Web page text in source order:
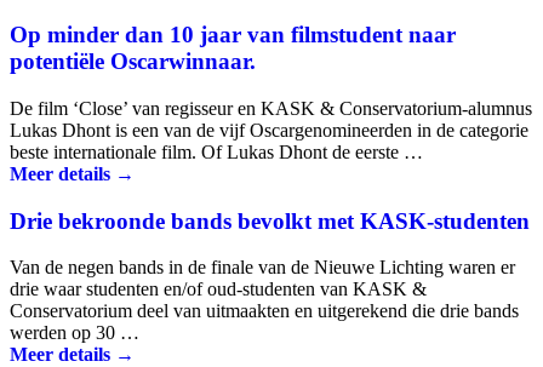
Op minder dan 10 jaar van filmstudent naar
potentiële Oscarwinnaar.
De film ‘Close’ van regisseur en KASK & Conservatorium-alumnus
Lukas Dhont is een van de vijf Oscargenomineerden in de categorie
beste internationale film. Of Lukas Dhont de eerste …
Meer details →
Drie bekroonde bands bevolkt met KASK-studenten
Van de negen bands in de finale van de Nieuwe Lichting waren er
drie waar studenten en/of oud-studenten van KASK &
Conservatorium deel van uitmaakten en uitgerekend die drie bands
werden op 30 …
Meer details →